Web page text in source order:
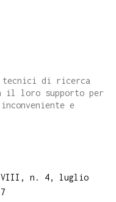
tecnici di ricerca
il loro supporto per
e
n. 4, luglio